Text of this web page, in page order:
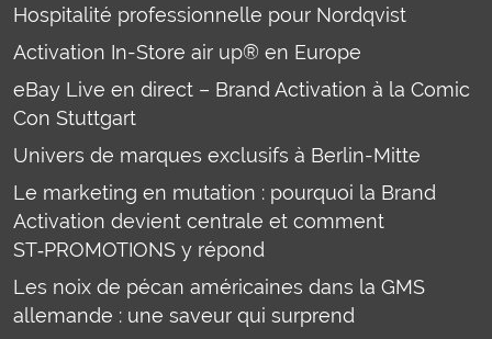
Hospitalité professionnelle pour Nordqvist
Activation In-Store air up® en Europe
eBay Live en direct – Brand Activation à la Comic
Con Stuttgart
Univers de marques exclusifs à Berlin-Mitte
Le marketing en mutation : pourquoi la Brand
Activation devient centrale et comment
ST‑PROMOTIONS y répond
Les noix de pécan américaines dans la GMS
allemande : une saveur qui surprend